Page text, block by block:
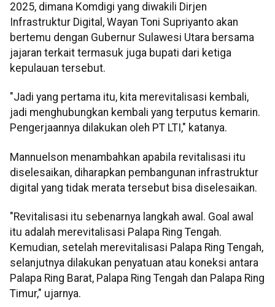
2025, dimana Komdigi yang diwakili Dirjen
Infrastruktur Digital, Wayan Toni Supriyanto akan
bertemu dengan Gubernur Sulawesi Utara bersama
jajaran terkait termasuk juga bupati dari ketiga
kepulauan tersebut.
"Jadi yang pertama itu, kita merevitalisasi kembali,
jadi menghubungkan kembali yang terputus kemarin.
Pengerjaannya dilakukan oleh PT LTI," katanya.
Mannuelson menambahkan apabila revitalisasi itu
diselesaikan, diharapkan pembangunan infrastruktur
digital yang tidak merata tersebut bisa diselesaikan.
"Revitalisasi itu sebenarnya langkah awal. Goal awal
itu adalah merevitalisasi Palapa Ring Tengah.
Kemudian, setelah merevitalisasi Palapa Ring Tengah,
selanjutnya dilakukan penyatuan atau koneksi antara
Palapa Ring Barat, Palapa Ring Tengah dan Palapa Ring
Timur," ujarnya.